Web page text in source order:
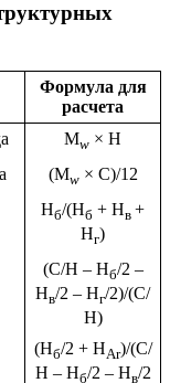
Формула для
расчета
Mw × H
(Mw× C)/12
Hб/(Hб + Hв +
Hг)
(С/Н – Hб/2 –
Hв/2 – Hг/2)/(С/
Н)
(Hб/2 + HAr)/(С/
Н – Hб/2 – Hв/2